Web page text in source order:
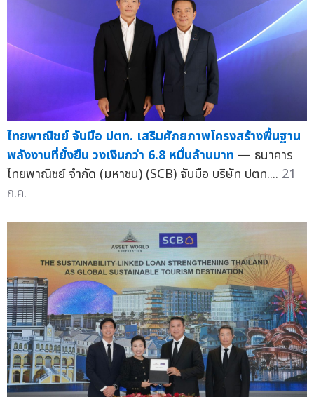
ไทยพาณิชย์ จับมือ ปตท. เสริมศักยภาพโครงสร้างพื้นฐาน
พลังงานที่ยั่งยืน วงเงินกว่า 6.8 หมื่นล้านบาท — ธนาคาร
ไทยพาณิชย์ จำกัด (มหาชน) (SCB) จับมือ บริษัท ปตท.... 21
ก.ค.